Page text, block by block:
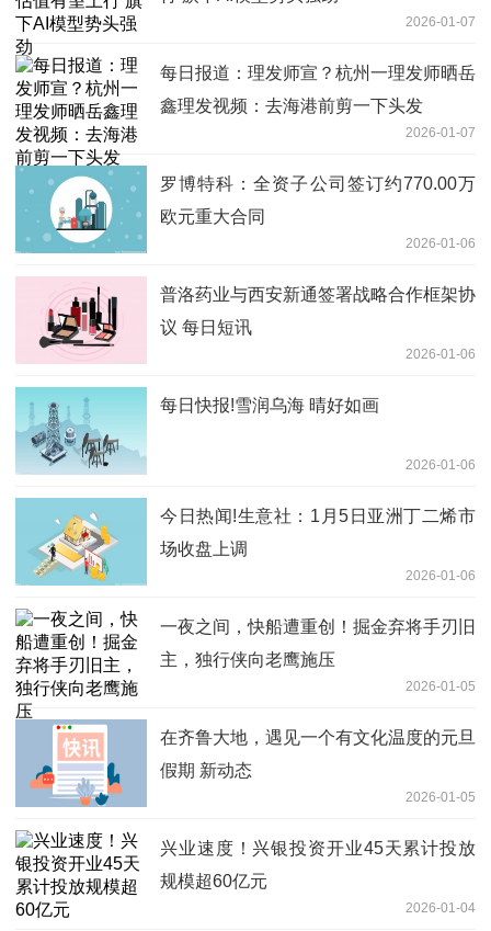
2026-01-07
每日报道：理发师宣？杭州一理发师晒岳
鑫理发视频：去海港前剪一下头发
2026-01-07
罗博特科：全资子公司签订约770.00万
欧元重大合同
2026-01-06
普洛药业与西安新通签署战略合作框架协
议 每日短讯
2026-01-06
每日快报!雪润乌海 晴好如画
2026-01-06
今日热闻!生意社：1月5日亚洲丁二烯市
场收盘上调
2026-01-06
一夜之间，快船遭重创！掘金弃将手刃旧
主，独行侠向老鹰施压
2026-01-05
在齐鲁大地，遇见一个有文化温度的元旦
假期 新动态
2026-01-05
兴业速度！兴银投资开业45天累计投放
规模超60亿元
2026-01-04